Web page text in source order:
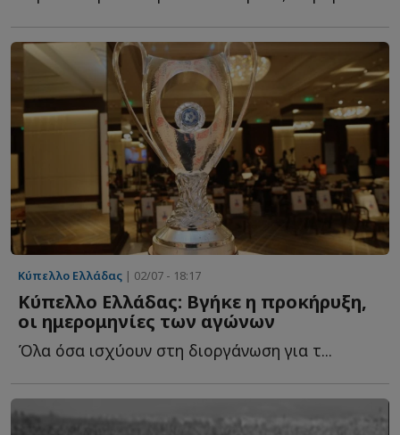
Κύπελλο Ελλάδας | 02/07 - 18:17
Κύπελλο Ελλάδας: Βγήκε η προκήρυξη,
οι ημερομηνίες των αγώνων
Όλα όσα ισχύουν στη διοργάνωση για τ...